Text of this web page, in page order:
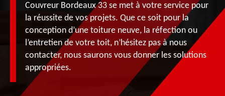
Couvreur Bordeaux 33 se met à votre service pour
la réussite de vos projets. Que ce soit pour la
conception d’une toiture neuve, la réfection ou
l’entretien de votre toit, n’hésitez pas à nous
contacter, nous saurons vous donner les solutions
appropriées.